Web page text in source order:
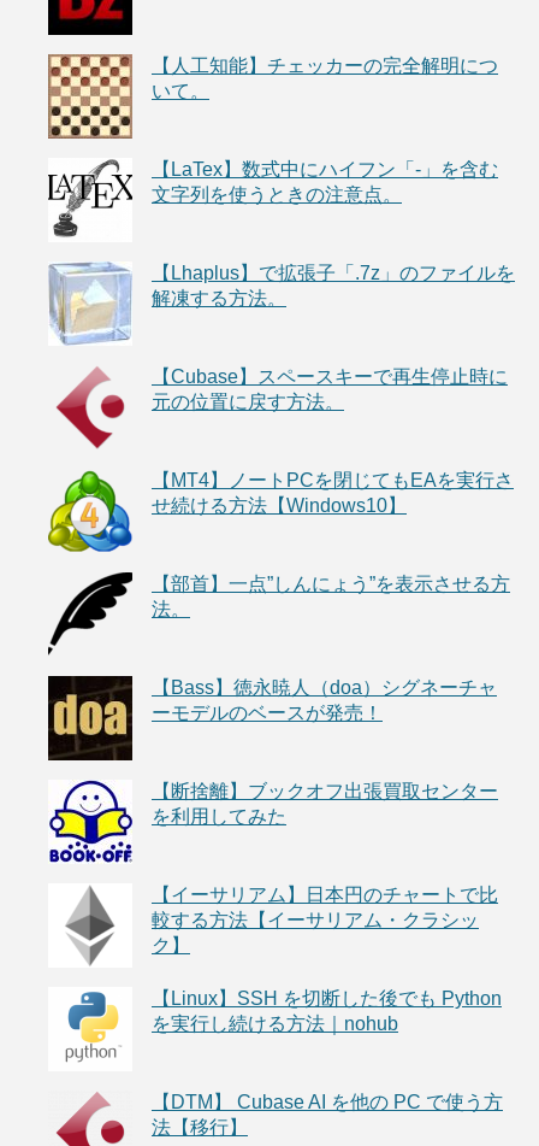
【人工知能】チェッカーの完全解明につ
いて。
【LaTex】数式中にハイフン「-」を含む
文字列を使うときの注意点。
【Lhaplus】で拡張子「.7z」のファイルを
解凍する方法。
【Cubase】スペースキーで再生停止時に
元の位置に戻す方法。
【MT4】ノートPCを閉じてもEAを実行さ
せ続ける方法【Windows10】
【部首】一点”しんにょう”を表示させる方
法。
【Bass】徳永暁人（doa）シグネーチャ
ーモデルのベースが発売！
【断捨離】ブックオフ出張買取センター
を利用してみた
【イーサリアム】日本円のチャートで比
較する方法【イーサリアム・クラシッ
ク】
【Linux】SSH を切断した後でも Python
を実行し続ける方法｜nohub
【DTM】 Cubase AI を他の PC で使う方
法【移行】